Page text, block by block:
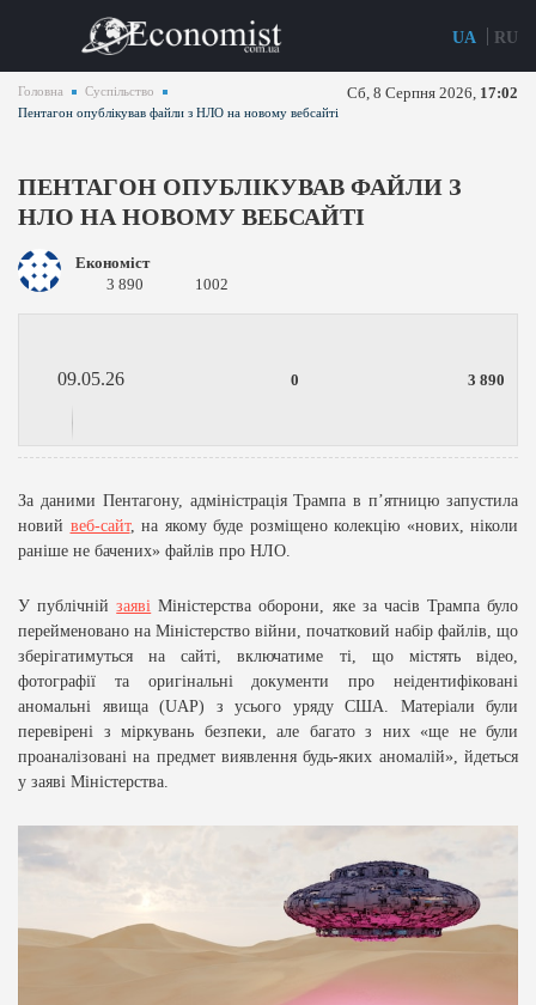
UA RU
Головна
Суспільство
Пентагон опублікував файли з НЛО на новому вебсайті
Сб, 8 Серпня 2026, 17:02
ПЕНТАГОН ОПУБЛІКУВАВ ФАЙЛИ З
НЛО НА НОВОМУ ВЕБСАЙТІ
Економіст
3 890
1002
09.05.26 0 3 890
За даними Пентагону, адміністрація Трампа в п’ятницю запустила
новий веб-сайт, на якому буде розміщено колекцію «нових, ніколи
раніше не бачених» файлів про НЛО.
У публічнійзаяві Міністерства оборони, яке за часів Трампа було
перейменовано на Міністерство війни, початковий набір файлів, що
зберігатимуться на сайті, включатиме ті, що містять відео,
фотографії та оригінальні документи про неідентифіковані
аномальні явища (UAP) з усього уряду США. Матеріали були
перевірені з міркувань безпеки, але багато з них «ще не були
проаналізовані на предмет виявлення будь-яких аномалій», йдеться
у заяві Міністерства.